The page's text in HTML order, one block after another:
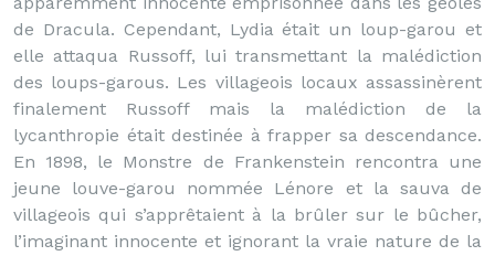
de Dracula. Cependant, Lydia était un loup-garou et
elle attaqua Russoff, lui transmettant la malédiction
des loups-garous. Les villageois locaux assassinèrent
finalement Russoff mais la malédiction de la
lycanthropie était destinée à frapper sa descendance.
En 1898, le Monstre de Frankenstein rencontra une
jeune louve-garou nommée Lénore et la sauva de
villageois qui s’apprêtaient à la brûler sur le bûcher,
l’imaginant innocente et ignorant la vraie nature de la